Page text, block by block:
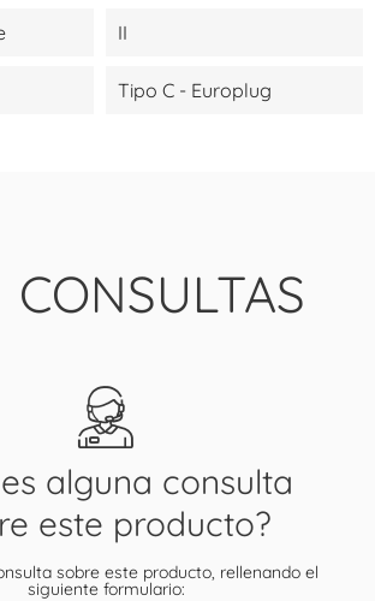
II
Tipo C - Europlug
CONSULTAS
alguna consulta
este producto?
sobre este producto, rellenando el
siguiente formulario: